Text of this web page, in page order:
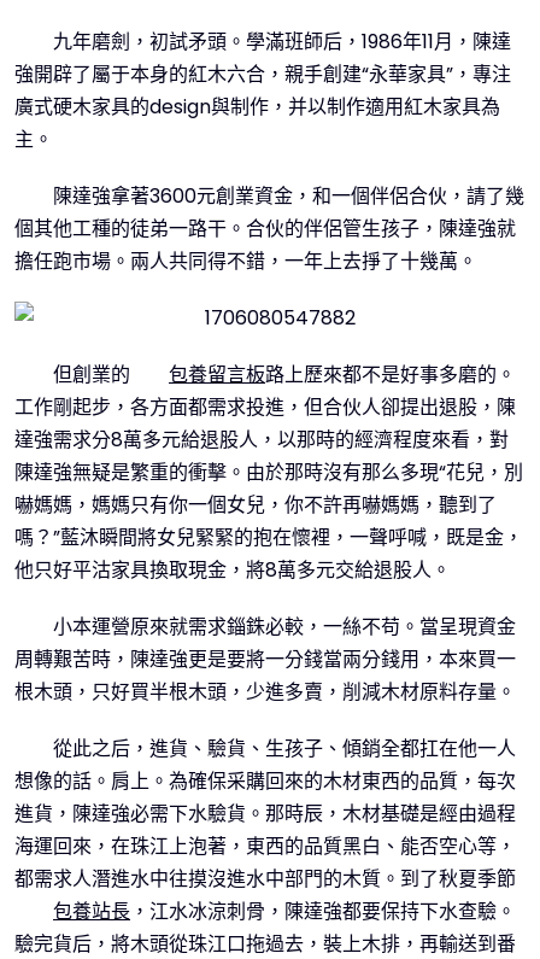
九年磨劍，初試矛頭。學滿班師后，1986年11月，陳達
強開辟了屬于本身的紅木六合，親手創建“永華家具”，專注
廣式硬木家具的design與制作，并以制作適用紅木家具為
主。
陳達強拿著3600元創業資金，和一個伴侶合伙，請了幾
個其他工種的徒弟一路干。合伙的伴侶管生孩子，陳達強就
擔任跑市場。兩人共同得不錯，一年上去掙了十幾萬。
但創業的 包養留言板路上歷來都不是好事多磨的。
工作剛起步，各方面都需求投進，但合伙人卻提出退股，陳
達強需求分8萬多元給退股人，以那時的經濟程度來看，對
陳達強無疑是繁重的衝擊。由於那時沒有那么多現“花兒，別
嚇媽媽，媽媽只有你一個女兒，你不許再嚇媽媽，聽到了
嗎？”藍沐瞬間將女兒緊緊的抱在懷裡，一聲呼喊，既是金，
他只好平沽家具換取現金，將8萬多元交給退股人。
小本運營原來就需求錙銖必較，一絲不苟。當呈現資金
周轉艱苦時，陳達強更是要將一分錢當兩分錢用，本來買一
根木頭，只好買半根木頭，少進多賣，削減木材原料存量。
從此之后，進貨、驗貨、生孩子、傾銷全都扛在他一人
想像的話。肩上。為確保采購回來的木材東西的品質，每次
進貨，陳達強必需下水驗貨。那時辰，木材基礎是經由過程
海運回來，在珠江上泡著，東西的品質黑白、能否空心等，
都需求人潛進水中往摸沒進水中部門的木質。到了秋夏季節
包養站長 ，江水冰涼刺骨，陳達強都要保持下水查驗。
驗完貨后，將木頭從珠江口拖過去，裝上木排，再輸送到番